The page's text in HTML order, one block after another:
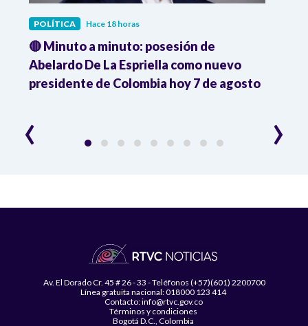
POLÍTICA Hace 18 horas
🔴 Minuto a minuto: posesión de
Abelardo De La Espriella como nuevo
presidente de Colombia hoy 7 de agosto
‹ ›
Av. El Dorado Cr. 45 # 26 - 33 - Teléfonos (+57)(601) 2200700
Línea gratuita nacional: 018000 123 414
Contacto: info@rtvc.gov.co
Términos y condiciones
Bogotá D.C., Colombia